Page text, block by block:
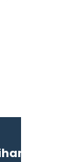
: